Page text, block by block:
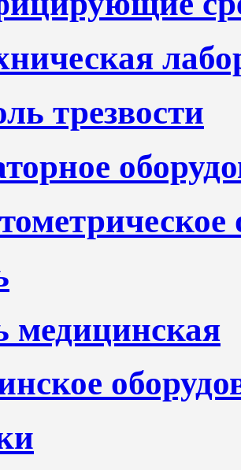
трезвости
медицинская